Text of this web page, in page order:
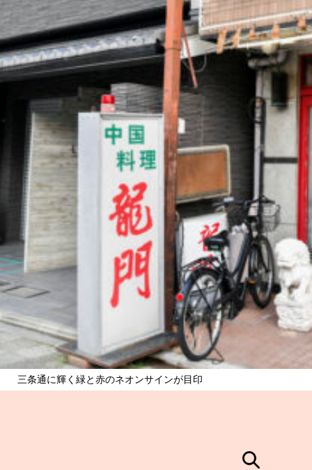
三条通に輝く緑と赤のネオンサインが目印